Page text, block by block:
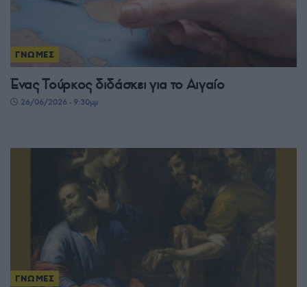
ΓΝΩΜΕΣ
Ένας Τούρκος διδάσκει για το Αιγαίο
26/06/2026 - 9:30μμ
ΓΝΩΜΕΣ